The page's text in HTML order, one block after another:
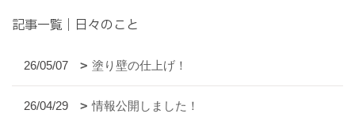
記事一覧｜日々のこと
26/05/07 塗り壁の仕上げ！
26/04/29 情報公開しました！